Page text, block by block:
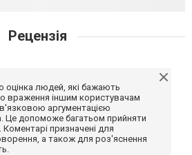
Рецензія
оцінка людей, які бажають
враження іншим користувачам
аргументацією
Це допоможе багатьом прийняти
призначені для
а також для роз'яснення